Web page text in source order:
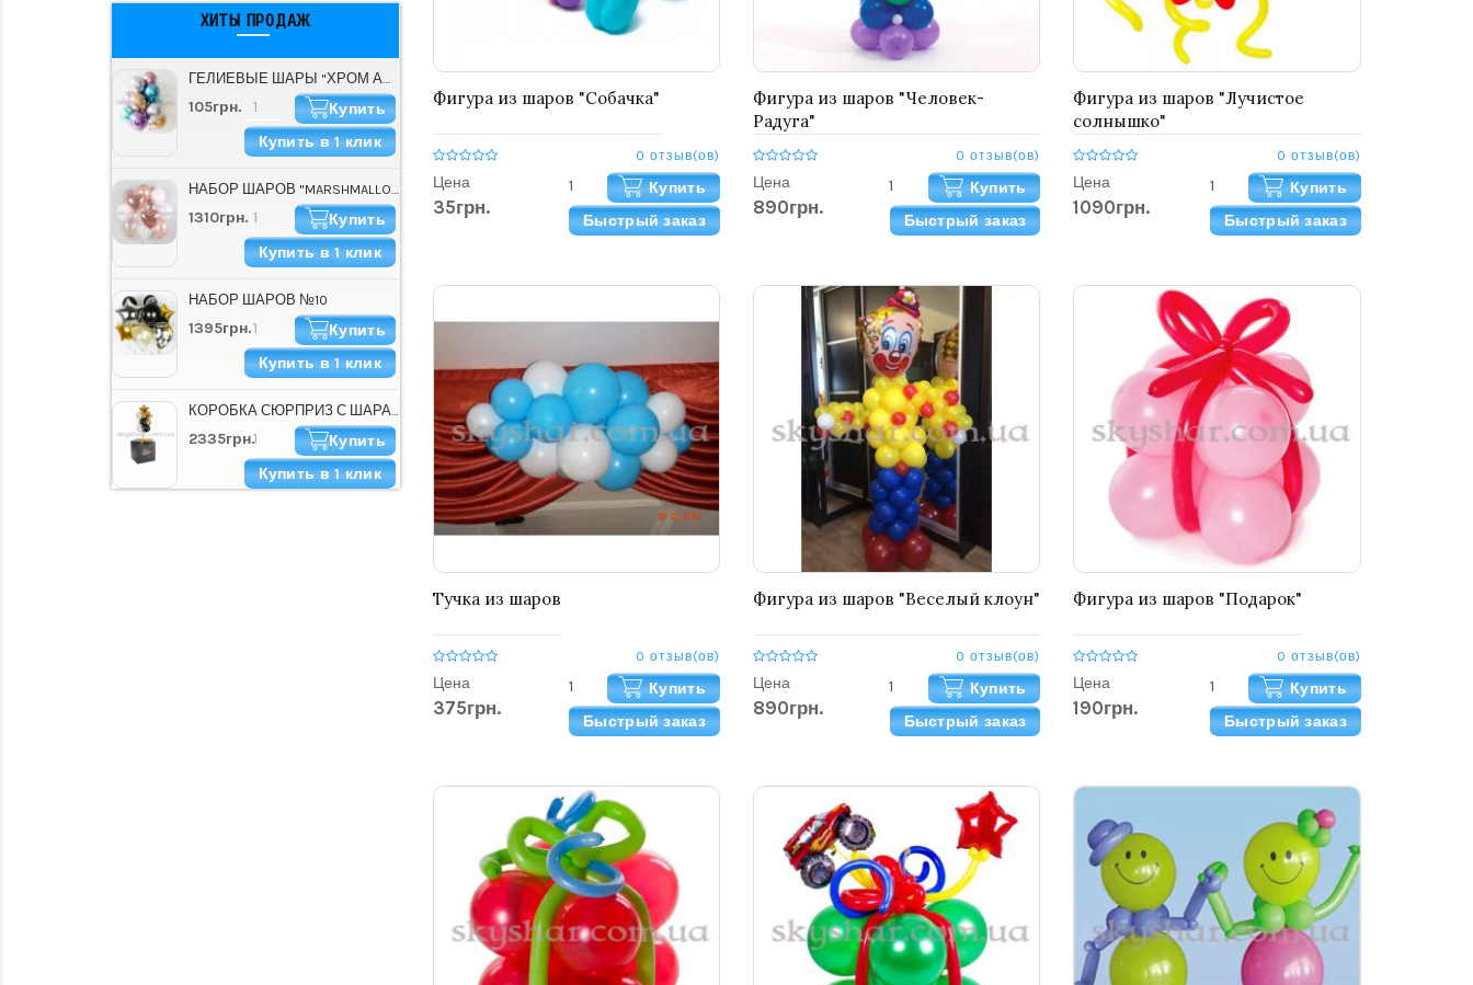
ХИТЫ ПРОДАЖ
ГЕЛИЕВЫЕ ШАРЫ "ХРОМ АССОРТИ" (30 СМ)
105грн.
Купить
Купить в 1 клик
НАБОР ШАРОВ "MARSHMALLOW"
1310грн.
Купить
Купить в 1 клик
НАБОР ШАРОВ №10
1395грн.
Купить
Купить в 1 клик
КОРОБКА СЮРПРИЗ С ШАРАМИ "HAPPY B-DAY СТИЛЬНАЯ"
2335грн.
Купить
Купить в 1 клик
Фигура из шаров "Собачка"
0 отзыв(ов)
Цена
35грн.
Купить
Быстрый заказ
Фигура из шаров "Человек-
Радуга"
0 отзыв(ов)
Цена
890грн.
Купить
Быстрый заказ
Фигура из шаров "Лучистое
солнышко"
0 отзыв(ов)
Цена
1090грн.
Купить
Быстрый заказ
Тучка из шаров
0 отзыв(ов)
Цена
375грн.
Купить
Быстрый заказ
Фигура из шаров "Веселый клоун"
0 отзыв(ов)
Цена
890грн.
Купить
Быстрый заказ
Фигура из шаров "Подарок"
0 отзыв(ов)
Цена
190грн.
Купить
Быстрый заказ